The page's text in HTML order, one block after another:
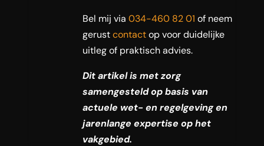
Bel mij via 034-460 82 01 of neem
gerustcontactop voor duidelijke
uitleg of praktisch advies.
Dit artikel is met zorg
samengesteld op basis van
actuele wet- en regelgeving en
jarenlange expertise op het
vakgebied.